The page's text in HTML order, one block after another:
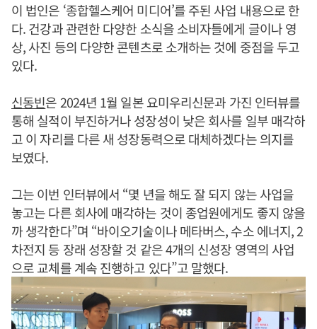
이 법인은 ‘종합헬스케어 미디어’를 주된 사업 내용으로 한
다. 건강과 관련한 다양한 소식을 소비자들에게 글이나 영
상, 사진 등의 다양한 콘텐츠로 소개하는 것에 중점을 두고
있다.
신동빈은 2024년 1월 일본 요미우리신문과 가진 인터뷰를
통해 실적이 부진하거나 성장성이 낮은 회사를 일부 매각하
고 이 자리를 다른 새 성장동력으로 대체하겠다는 의지를
보였다.
그는 이번 인터뷰에서 “몇 년을 해도 잘 되지 않는 사업을
놓고는 다른 회사에 매각하는 것이 종업원에게도 좋지 않을
까 생각한다”며 “바이오기술이나 메타버스, 수소 에너지, 2
차전지 등 장래 성장할 것 같은 4개의 신성장 영역의 사업
으로 교체를 계속 진행하고 있다”고 말했다.